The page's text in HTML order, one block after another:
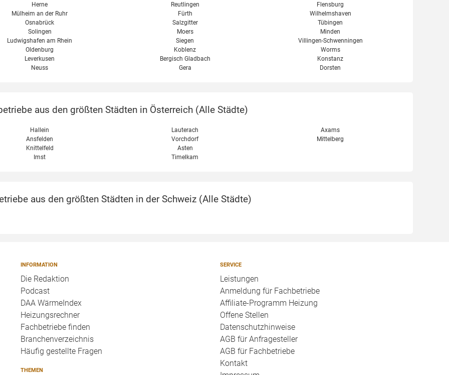
Herne
Mülheim an der Ruhr
Osnabrück
Solingen
Ludwigshafen am Rhein
Oldenburg
Leverkusen
Neuss
Reutlingen
Fürth
Salzgitter
Moers
Siegen
Koblenz
Bergisch Gladbach
Gera
Flensburg
Wilhelmshaven
Tübingen
Minden
Villingen-Schwenningen
Worms
Konstanz
Dorsten
aus den größten Städten in Österreich (Alle Städte)
Hallein
Ansfelden
Knittelfeld
Imst
Lauterach
Vorchdorf
Asten
Timelkam
Axams
Mittelberg
aus den größten Städten in der Schweiz (Alle Städte)
INFORMATION
Die Redaktion
Podcast
DAA WärmeIndex
Heizungsrechner
Fachbetriebe finden
Branchenverzeichnis
Häufig gestellte Fragen
THEMEN
SERVICE
Leistungen
Anmeldung für Fachbetriebe
Affiliate-Programm Heizung
Offene Stellen
Datenschutzhinweise
AGB für Anfragesteller
AGB für Fachbetriebe
Kontakt